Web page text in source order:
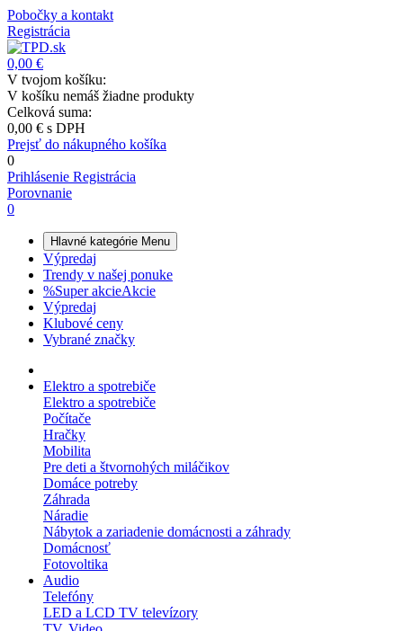
Pobočky a kontakt
Registrácia
0,00 €
V tvojom košíku:
V košíku nemáš žiadne produkty
Celková suma:
0,00 € s DPH
Prejsť do nákupného košíka
0
Prihlásenie Registrácia
Porovnanie
0
Hlavné kategórie Menu
Výpredaj
Trendy v našej ponuke
%Super akcieAkcie
Výpredaj
Klubové ceny
Vybrané značky
Elektro a spotrebiče
Elektro a spotrebiče
Počítače
Hračky
Mobilita
Pre deti a štvornohých miláčikov
Domáce potreby
Záhrada
Náradie
Nábytok a zariadenie domácnosti a záhrady
Domácnosť
Fotovoltika
Audio
Telefóny
LED a LCD TV televízory